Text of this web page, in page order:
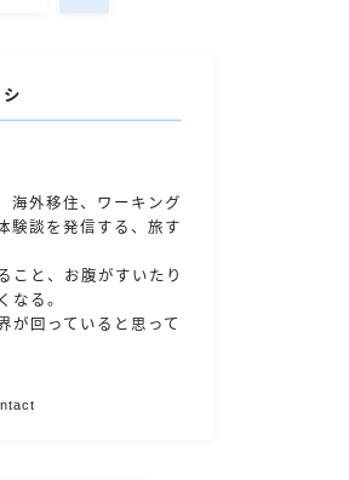
海外移住、ワーキング
験談を発信する、旅す
こと、お腹がすいたり
なる。
が回っていると思って